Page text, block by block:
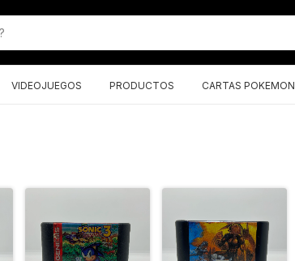
VIDEOJUEGOS PRODUCTOS CARTAS POKEMON